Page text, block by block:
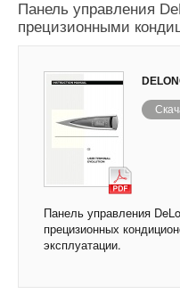
Панель управления
прецизионными
Панель управления
прецизионных
эксплуатации.